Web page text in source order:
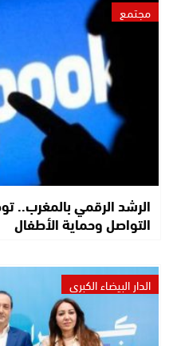
مجتمع
الرشد الرقمي بالمغرب..
التواصل وحماية الأطفال
الدار البيضاء الكبرى